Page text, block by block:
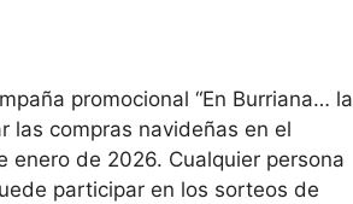
promocional “En Burriana… la
las compras navideñas en el
de 2026. Cualquier persona
participar en los sorteos de